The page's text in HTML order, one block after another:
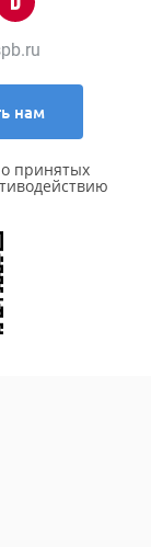
нам
принятых